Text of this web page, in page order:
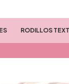
RODILLOS